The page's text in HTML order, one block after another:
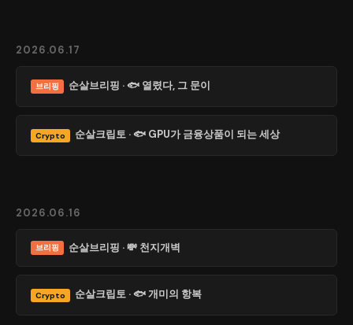
2026.06.17
브리핑 순살브리핑 · 🐟 열렸다, 그 문이
Crypto 순살크립토 · 🐟 GPU가 금융상품이 되는 세상
2026.06.16
브리핑 순살브리핑 · 💸 천지개벽
Crypto 순살크립토 · 🐟 개미의 항복